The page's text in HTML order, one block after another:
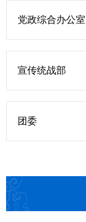
党政综合办公室
宣传统战部
团委